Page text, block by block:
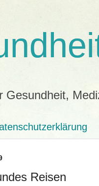
Gesundheit,
Reisen